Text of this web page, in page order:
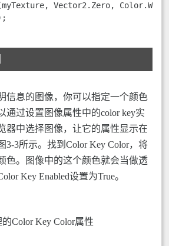
Vector2.Zero,
信息的图像，你可以指定一个颜色
通过设置图像属性中的color key实
器中选择图像，让它的属性显示在
3-3所示。找到Color Key Color，将
色。图像中的这个颜色就会当做透
Key Enabled设置为True。
Color Key Color属性